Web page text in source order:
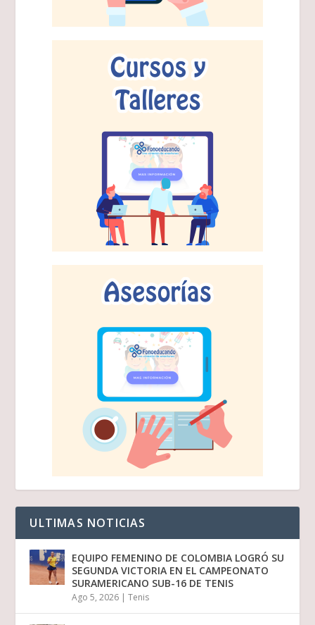
ULTIMAS NOTICIAS
EQUIPO FEMENINO DE COLOMBIA LOGRÓ SU
SEGUNDA VICTORIA EN EL CAMPEONATO
SURAMERICANO SUB-16 DE TENIS
Ago 5, 2026 |Tenis